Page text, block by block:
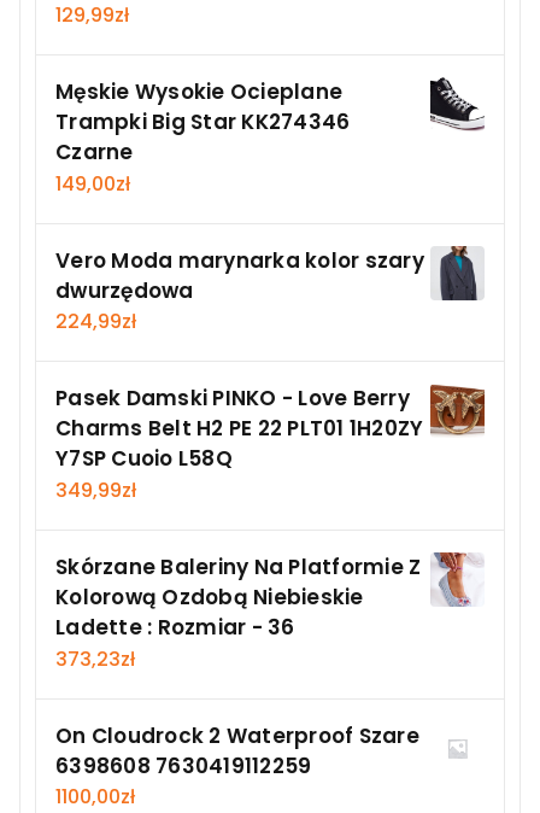
129,99zł
Męskie Wysokie Ocieplane
Trampki Big Star KK274346
Czarne
149,00zł
Vero Moda marynarka kolor szary
dwurzędowa
224,99zł
Pasek Damski PINKO - Love Berry
Charms Belt H2 PE 22 PLT01 1H20ZY
Y7SP Cuoio L58Q
349,99zł
Skórzane Baleriny Na Platformie Z
Kolorową Ozdobą Niebieskie
Ladette : Rozmiar - 36
373,23zł
On Cloudrock 2 Waterproof Szare
6398608 7630419112259
1100,00zł